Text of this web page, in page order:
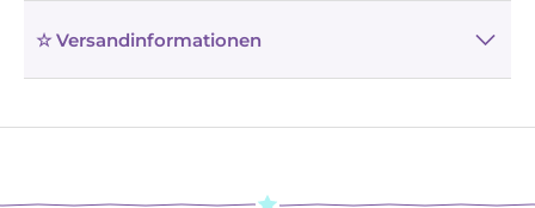
☆ Versandinformationen